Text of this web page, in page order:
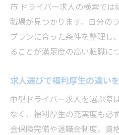
市 ドライバー求人の検索で
職場が見つかります。自分の
プランに合った条件を整理し
ることが満足度の高い転職に
求人選びで福利厚生の違い
中型ドライバー求人を選ぶ際
なく、福利厚生の充実度も必
会保険完備や退職金制度、資